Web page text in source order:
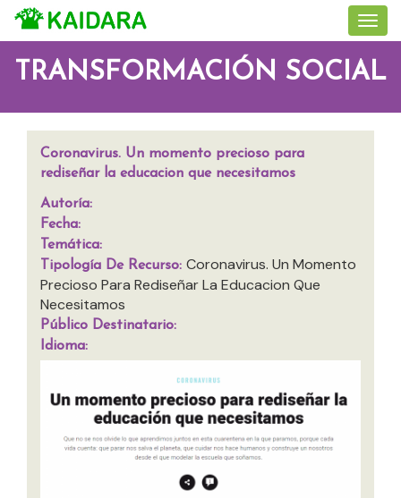
TRANSFORMACIÓN SOCIAL
Coronavirus. Un momento precioso para
rediseñar la educacion que necesitamos
Autoría:
Fecha:
Temática:
Tipología De Recurso: Coronavirus. Un Momento
Precioso Para Rediseñar La Educacion Que
Necesitamos
Público Destinatario:
Idioma: